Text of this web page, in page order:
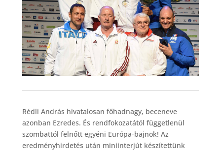
Rédli András hivatalosan főhadnagy, beceneve
azonban Ezredes. És rendfokozatától függetlenül
szombattól felnőtt egyéni Európa-bajnok! Az
eredményhirdetés után miniinterjút készítettünk